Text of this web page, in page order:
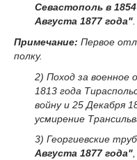
Севастополь в
Августа 1877 года"
Примечание: Первое
полку.
2) Поход за военное
1813 года
войну и 25 Декабря
усмирение
3) Георгиевские
Августа 1877 года"